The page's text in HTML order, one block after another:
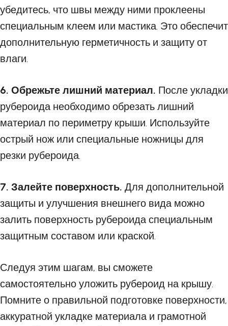
убедитесь, что швы между ними проклеены
специальным клеем или мастика. Это обеспечит
дополнительную герметичность и защиту от
влаги.
6. Обрежьте лишний материал. После укладки
рубероида необходимо обрезать лишний
материал по периметру крыши. Используйте
острый нож или специальные ножницы для
резки рубероида.
7. Залейте поверхность. Для дополнительной
защиты и улучшения внешнего вида можно
залить поверхность рубероида специальным
защитным составом или краской.
Следуя этим шагам, вы сможете
самостоятельно уложить рубероид на крышу.
Помните о правильной подготовке поверхности,
аккуратной укладке материала и грамотной